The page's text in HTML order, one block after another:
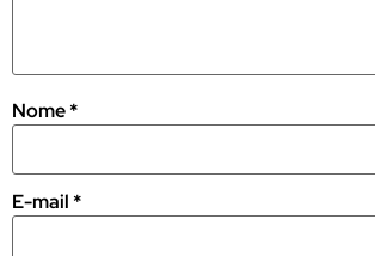
Nome*
E-mail *